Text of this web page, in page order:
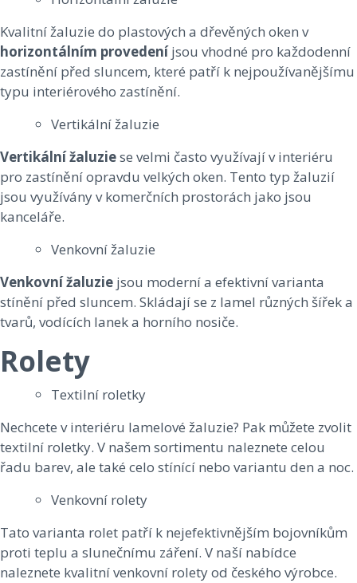
Kvalitní žaluzie do plastových a dřevěných oken v
horizontálním provedeníjsou vhodné pro každodenní
zastínění před sluncem, které patří k nejpoužívanějšímu
typu interiérového zastínění.
Vertikální žaluzie
Vertikální žaluziese velmi často využívají v interiéru
pro zastínění opravdu velkých oken. Tento typ žaluzií
jsou využívány v komerčních prostorách jako jsou
kanceláře.
Venkovní žaluzie
Venkovní žaluzie jsou moderní a efektivní varianta
stínění před sluncem. Skládají se z lamel různých šířek a
tvarů, vodících lanek a horního nosiče.
Rolety
Textilní roletky
Nechcete v interiéru lamelové žaluzie? Pak můžete zvolit
textilní roletky. V našem sortimentu naleznete celou
řadu barev, ale také celo stínící nebo variantu den a noc.
Venkovní rolety
Tato varianta rolet patří k nejefektivnějším bojovníkům
proti teplu a slunečnímu záření. V naší nabídce
naleznete kvalitní venkovní rolety od českého výrobce.